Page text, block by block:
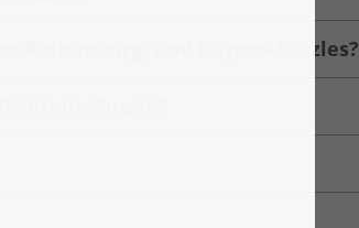
Rothenburg- und Bayern-Puzzles?